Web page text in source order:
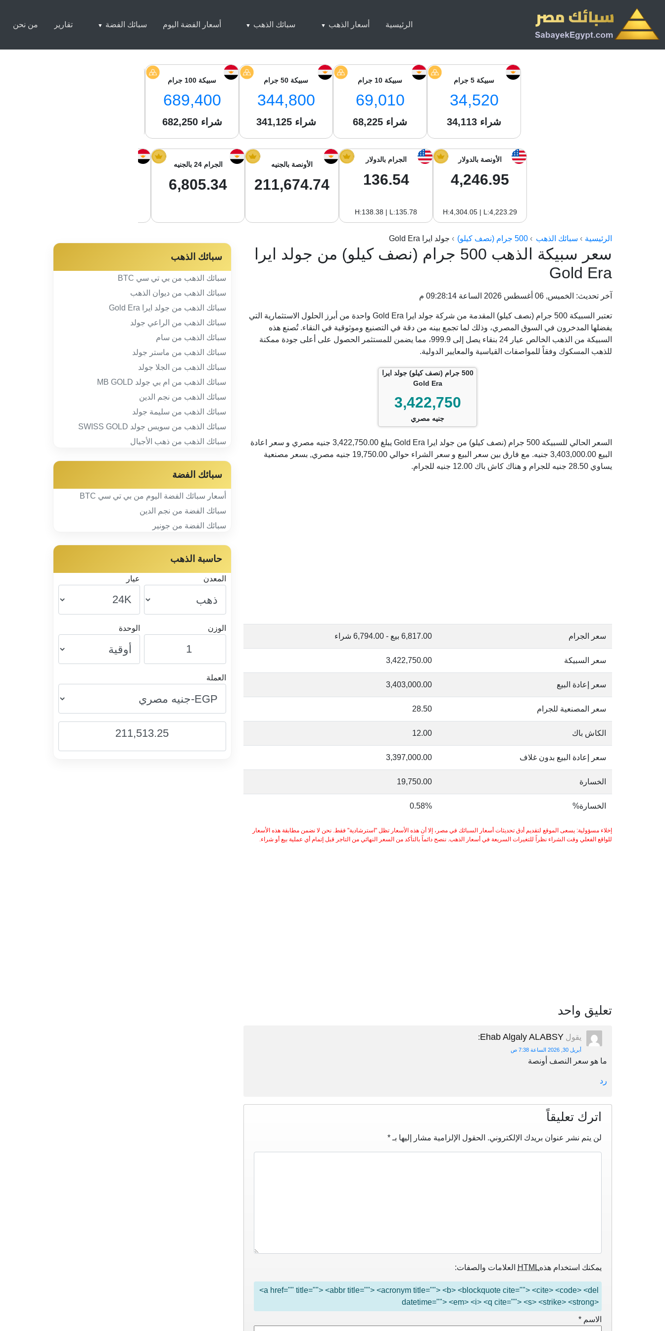
الرئيسية أسعار الذهب سبائك الذهب أسعار الفضة اليوم سبائك الفضة تقارير من نحن
سبيكة 5 جرام
34,520
34,113 شراء
سبيكة 10 جرام
69,010
68,225 شراء
سبيكة 50 جرام
344,800
341,125 شراء
سبيكة 100 جرام
689,400
682,250 شراء
الأونصة بالدولار
4,246.95
H:4,304.05 | L:4,223.29
الجرام بالدولار
136.54
H:138.38 | L:135.78
الأونصة بالجنيه
211,674.74
الجرام 24 بالجنيه
6,805.34
الرئيسية سبائك الذهب 500 جرام (نصف كيلو) جولد ايرا Gold Era
سعر سبيكة الذهب 500 جرام (نصف كيلو) من جولد ايرا
Gold Era
آخر تحديث: الخميس, 06 أغسطس 2026 الساعة 09:28:14 م
تعتبر السبيكة 500 جرام (نصف كيلو) المقدمة من شركة جولد ايرا Gold Era واحدة من أبرز الحلول الاستثمارية التي
يفضلها المدخرون في السوق المصري، وذلك لما تجمع بينه من دقة في التصنيع وموثوقية في النقاء. تُصنع هذه
السبيكة من الذهب الخالص عيار 24 بنقاء يصل إلى 999.9، مما يضمن للمستثمر الحصول على أعلى جودة ممكنة
للذهب المسكوك وفقاً للمواصفات القياسية والمعايير الدولية.
500 جرام (نصف كيلو) جولد ايرا
Gold Era
3,422,750
جنيه مصري
السعر الحالي للسبيكة 500 جرام (نصف كيلو) من جولد ايرا Gold Era يبلغ 3,422,750.00 جنيه مصري و سعر اعادة
البيع 3,403,000.00 جنيه. مع فارق بين سعر البيع و سعر الشراء حوالي 19,750.00 جنيه مصري, بسعر مصنعية
يساوي 28.50 جنيه للجرام و هناك كاش باك 12.00 جنيه للجرام.
سعر الجرام 6,817.00 بيع - 6,794.00 شراء
سعر السبيكة 3,422,750.00
سعر إعادة البيع 3,403,000.00
سعر المصنعية للجرام 28.50
الكاش باك 12.00
سعر إعادة البيع بدون غلاف 3,397,000.00
الخسارة 19,750.00
الخسارة% 0.58%
إخلاء مسؤولية: يسعى الموقع لتقديم أدق تحديثات أسعار السبائك في مصر، إلا أن هذه الأسعار تظل "استرشادية" فقط. نحن لا نضمن مطابقة هذه الأسعار
للواقع الفعلي وقت الشراء نظراً للتغيرات السريعة في أسعار الذهب. ننصح دائماً بالتأكد من السعر النهائي من التاجر قبل إتمام أي عملية بيع أو شراء.
تعليق واحد
يقول Ehab Algaly ALABSY
:
أبريل 30, 2026 الساعة 7:38 ص
ما هو سعر النصف أونصة
رد
اترك تعليقاً
لن يتم نشر عنوان بريدك الإلكتروني. الحقول الإلزامية مشار إليها بـ *
يمكنك استخدام هذهHTML العلامات والصفات:
<a href="" title=""> <abbr title=""> <acronym title=""> <b> <blockquote cite=""> <cite> <code> <del
datetime=""> <em> <i> <q cite=""> <s> <strike> <strong>
الاسم *
سبائك الذهب
سبائك الذهب من بي تي سي BTC
سبائك الذهب من ديوان الذهب
سبائك الذهب من جولد ايرا Gold Era
سبائك الذهب من الراعي جولد
سبائك الذهب من سام
سبائك الذهب من ماستر جولد
سبائك الذهب من الجلا جولد
سبائك الذهب من ام بي جولد MB GOLD
سبائك الذهب من نجم الدين
سبائك الذهب من سليمة جولد
سبائك الذهب من سويس جولد SWISS GOLD
سبائك الذهب من ذهب الأجيال
سبائك الفضة
أسعار سبائك الفضة اليوم من بي تي سي BTC
سبائك الفضة من نجم الدين
سبائك الفضة من جونير
حاسبة الذهب
المعدن عيار
الوزن الوحدة
العملة
211,513.25